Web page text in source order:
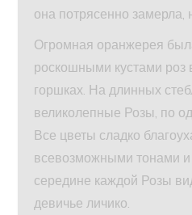
она потрясенно замерла,
Огромная оранжерея
роскошными кустами роз
горшках. На длинных
великолепные Розы, по
Все цветы сладко
всевозможными тонами и
середине каждой Розы
девичье личико.